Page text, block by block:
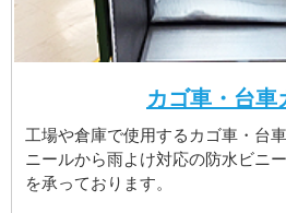
カゴ車・台車
工場や倉庫で使用するカゴ車・台
ニールから雨よけ対応の防水ビニ
を承っております。